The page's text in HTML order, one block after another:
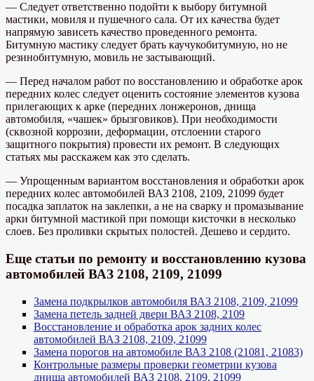
— Следует ответственно подойти к выбору битумной
мастики, мовиля и пушечного сала. От их качества будет
напрямую зависеть качество проведенного ремонта.
Битумную мастику следует брать каучукобитумную, но не
резинобитумную, мовиль не застывающий.
— Перед началом работ по восстановлению и обработке арок
передних колес следует оценить состояние элементов кузова
прилегающих к арке (передних лонжеронов, днища
автомобиля, «чашек» брызговиков). При необходимости
(сквозной коррозии, деформации, отслоении старого
защитного покрытия) провести их ремонт. В следующих
статьях мы расскажем как это сделать.
— Упрощенным вариантом восстановления и обработки арок
передних колес автомобилей ВАЗ 2108, 2109, 21099 будет
посадка заплаток на заклепки, а не на сварку и промазывание
арки битумной мастикой при помощи кисточки в несколько
слоев. Без проливки скрытых полостей. Дешево и сердито.
Еще статьи по ремонту и восстановлению кузова
автомобилей ВАЗ 2108, 2109, 21099
Замена подкрылков автомобиля ВАЗ 2108, 2109, 21099
Замена петель задней двери ВАЗ 2108, 2109
Восстановление и обработка арок задних колес
автомобилей ВАЗ 2108, 2109, 21099
Замена порогов на автомобиле ВАЗ 2108 (21081, 21083)
Контрольные размеры проверки геометрии кузова
днища автомобилей ВАЗ 2108, 2109, 21099